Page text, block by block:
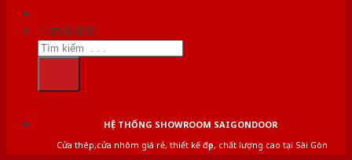
Tìm kiếm:
HỆ THỐNG SHOWROOM SAIGONDOOR
Cửa thép,cửa nhôm giá rẻ, thiết kế đẹp, chất lượng cao tại Sài Gòn